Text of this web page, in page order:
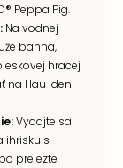
Peppa Pig.
Na vodnej
bahna,
hracej
na Hau-den-
Vydajte sa
ihrisku s
prelezte